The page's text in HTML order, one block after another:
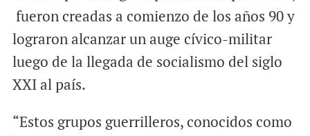
fueron creadas a comienzo de los años 90 y
lograron alcanzar un auge cívico-militar
luego de la llegada de socialismo del siglo
XXI al país.
“Estos grupos guerrilleros, conocidos como